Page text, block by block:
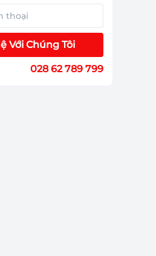
Với Chúng Tôi
028 62 789 799